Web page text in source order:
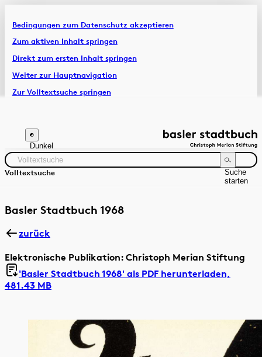
Bedingungen zum Datenschutz akzeptieren
Zum aktiven Inhalt springen
Direkt zum ersten Inhalt springen
Weiter zur Hauptnavigation
Zur Volltextsuche springen
Artikel & Dossiers
Chronik
Dunkel
Volltextsuche
Suche
starten
Zeitraum Autor:in
Basler Stadtbuch 1968
zurück
Elektronische Publikation: Christoph Merian Stiftung
'Basler Stadtbuch 1968' als PDF herunterladen,
481.43 MB